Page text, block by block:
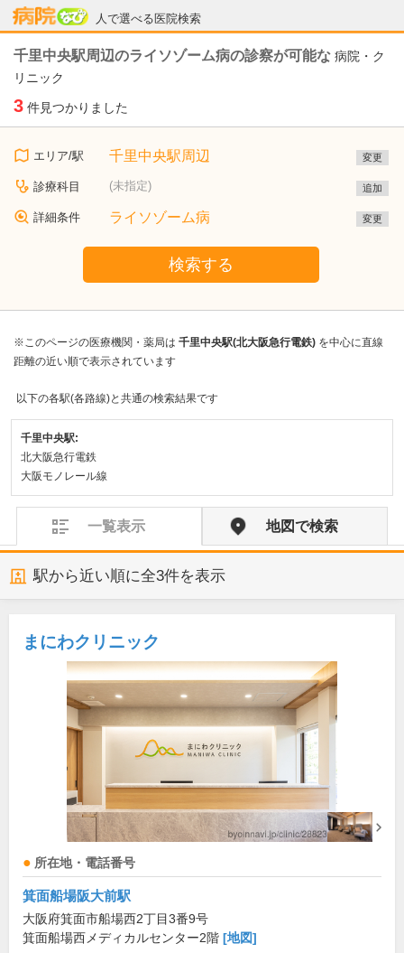
人で選べる医院検索
病院なび
千里中央駅周辺のライソゾーム病の診察が可能な 病院・ク
リニック
3 件見つかりました
エリア/駅 千里中央駅周辺 変更
診療科目 (未指定) 追加
詳細条件 ライソゾーム病 変更
検索する
※このページの医療機関・薬局は 千里中央駅(北大阪急行電鉄) を中心に直線
距離の近い順で表示されています
以下の各駅(各路線)と共通の検索結果です
千里中央駅:
北大阪急行電鉄
大阪モノレール線
一覧表示 地図で検索
駅から近い順に全3件を表示
まにわクリニック
所在地・電話番号
箕面船場阪大前駅
大阪府箕面市船場西2丁目3番9号
箕面船場西メディカルセンター2階 [地図]